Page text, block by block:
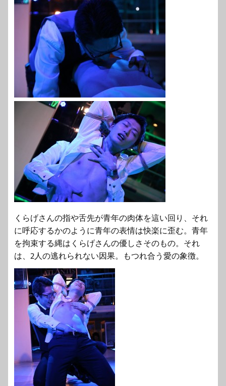
くらげさんの指や舌先が青年の肉体を這い回り、それ
に呼応するかのように青年の表情は快楽に歪む。青年
を拘束する縄はくらげさんの優しさそのもの。それ
は、2人の逃れられない因果。もつれ合う愛の象徴。